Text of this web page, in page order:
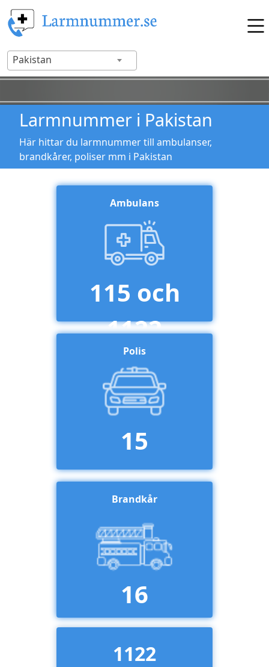
Pakistan
Larmnummer i Pakistan
Här hittar du larmnummer till ambulanser,
brandkårer, poliser mm i Pakistan
Ambulans
115 och
1122
Polis
15
Brandkår
16
1122